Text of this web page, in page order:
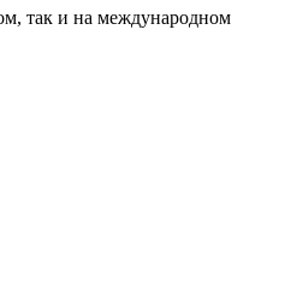
так и на международном